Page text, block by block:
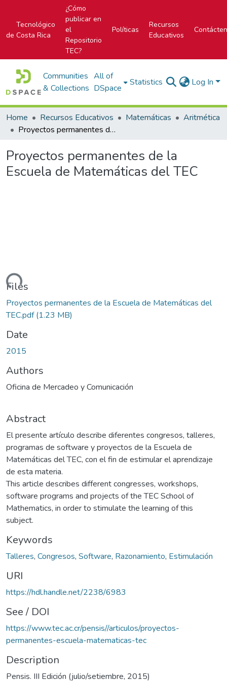
Tecnológico
de Costa Rica
¿Cómo
publicar en
el
Repositorio
TEC?
Políticas
Recursos
Educativos
Communities
& Collections
All of
DSpace
Statistics Log In
Home Recursos Educativos Matemáticas
Aritmética
Proyectos permanentes de la Escuela de Matemáticas del TEC
Proyectos permanentes de la
Escuela de Matemáticas del TEC
Files
Proyectos permanentes de la Escuela de Matemáticas del
TEC.pdf(1.23 MB)
Date
2015
Authors
Oficina de Mercadeo y Comunicación
Abstract
El presente artículo describe diferentes congresos, talleres,
programas de software y proyectos de la Escuela de
Matemáticas del TEC, con el fin de estimular el aprendizaje
de esta materia.
This article describes different congresses, workshops,
software programs and projects of the TEC School of
Mathematics, in order to stimulate the learning of this
subject.
Keywords
Talleres, Congresos, Software, Razonamiento, Estimulación
URI
https://hdl.handle.net/2238/6983
See / DOI
https://www.tec.ac.cr/pensis//articulos/proyectos-
permanentes-escuela-matematicas-tec
Description
Pensis. III Edición (julio/setiembre, 2015)